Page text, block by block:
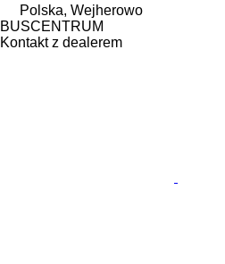
Polska, Wejherowo
BUSCENTRUM
Kontakt z dealerem